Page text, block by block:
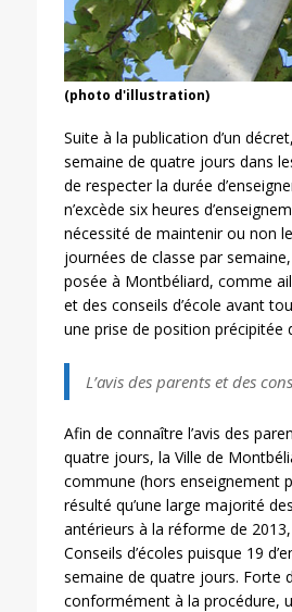
(photo d'illustration)
Suite à la publication d’un
semaine de quatre jours dans
de respecter la durée
n’excède six heures
nécessité de maintenir ou non
journées de classe par
posée à Montbéliard, comme
et des conseils d’école avant
une prise de position précipitée
L’avis des parents et des
Afin de connaître l’avis des
quatre jours, la Ville de
commune (hors enseignement
résulté qu’une large majorité
antérieurs à la réforme de
Conseils d’écoles puisque 19
semaine de quatre jours. Forte
conformément à la procédure,